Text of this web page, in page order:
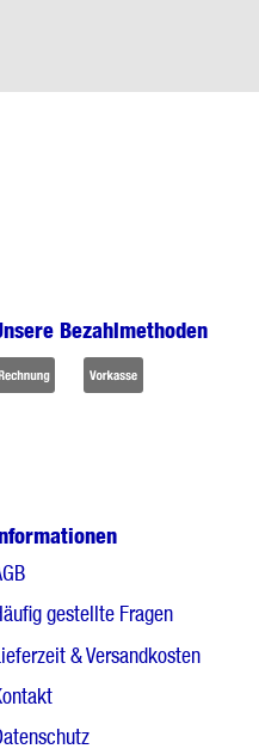
Bezahlmethoden
gestellte Fragen
& Versandkosten